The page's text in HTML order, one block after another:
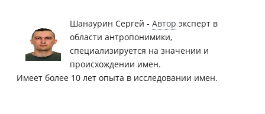
Шанаурин Сергей - Автор эксперт в
области антропонимики,
специализируется на значении и
происхождении имен.
Имеет более 10 лет опыта в исследовании имен.